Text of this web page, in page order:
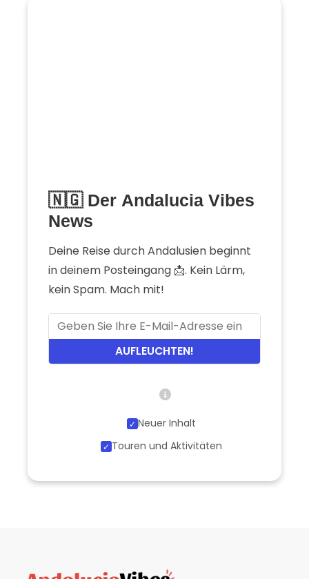
🇳🇬 Der Andalucia Vibes
News
Deine Reise durch Andalusien beginnt
in deinem Posteingang 📩. Kein Lärm,
kein Spam. Mach mit!
AUFLEUCHTEN!
Neuer Inhalt
Touren und Aktivitäten